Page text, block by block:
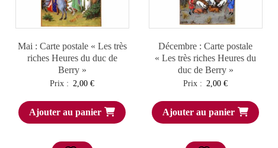
Mai : Carte postale « Les très
riches Heures du duc de
Berry »
Prix : 2,00€
Ajouter au panier
Décembre : Carte postale
« Les très riches Heures du
duc de Berry »
Prix : 2,00€
Ajouter au panier